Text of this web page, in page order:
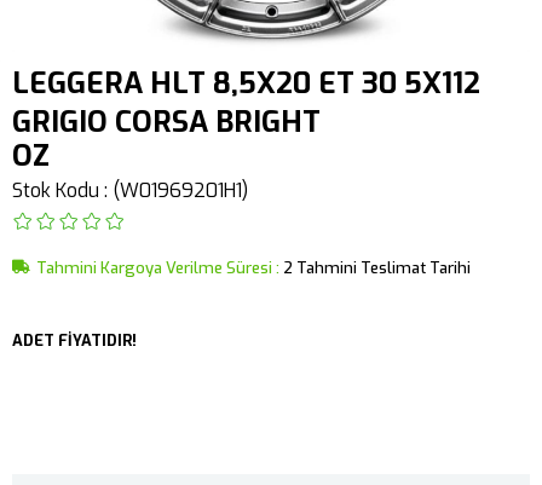
LEGGERA HLT 8,5X20 ET 30 5X112
GRIGIO CORSA BRIGHT
OZ
Stok Kodu (W01969201H1)
Tahmini Kargoya Verilme Süresi : 2 Tahmini Teslimat Tarihi
ADET FİYATIDIR!